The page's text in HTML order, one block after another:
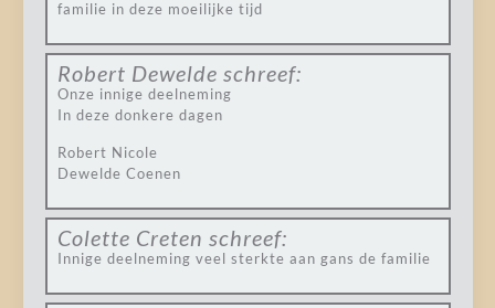
familie in deze moeilijke tijd
Robert Dewelde schreef:
Onze innige deelneming
In deze donkere dagen
Robert Nicole
Dewelde Coenen
Colette Creten schreef:
Innige deelneming veel sterkte aan gans de familie